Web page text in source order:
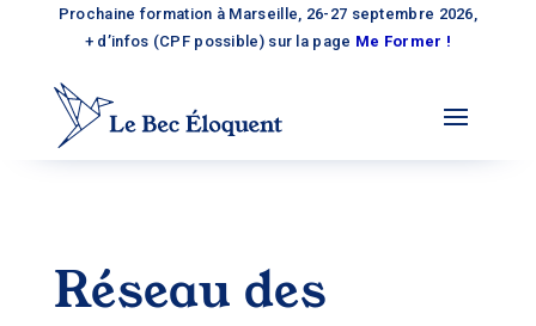
Prochaine formation à Marseille, 26-27 septembre 2026,
+ d’infos (CPF possible) sur la page Me Former !
Réseau des